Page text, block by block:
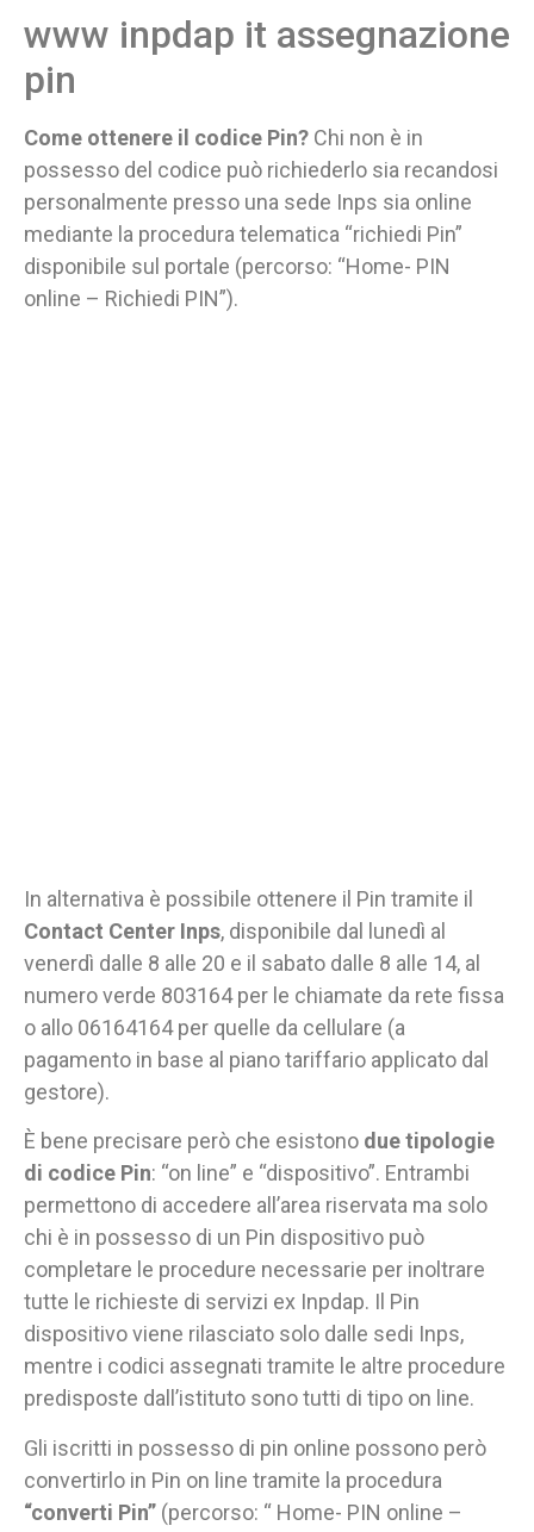
www inpdap it assegnazione
pin
Come ottenere il codice Pin? Chi non è in
possesso del codice può richiederlo sia recandosi
personalmente presso una sede Inps sia online
mediante la procedura telematica “richiedi Pin”
disponibile sul portale (percorso: “Home- PIN
online – Richiedi PIN”).
In alternativa è possibile ottenere il Pin tramite il
Contact Center Inps, disponibile dal lunedì al
venerdì dalle 8 alle 20 e il sabato dalle 8 alle 14, al
numero verde 803164 per le chiamate da rete fissa
o allo 06164164 per quelle da cellulare (a
pagamento in base al piano tariffario applicato dal
gestore).
È bene precisare però che esistono due tipologie
di codice Pin: “on line” e “dispositivo”. Entrambi
permettono di accedere all’area riservata ma solo
chi è in possesso di un Pin dispositivo può
completare le procedure necessarie per inoltrare
tutte le richieste di servizi ex Inpdap. Il Pin
dispositivo viene rilasciato solo dalle sedi Inps,
mentre i codici assegnati tramite le altre procedure
predisposte dall’istituto sono tutti di tipo on line.
Gli iscritti in possesso di pin online possono però
convertirlo in Pin on line tramite la procedura
“converti Pin” (percorso: “ Home- PIN online –